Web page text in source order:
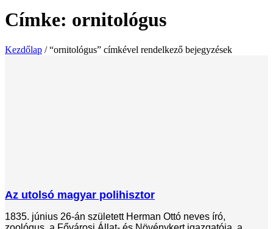
Címke: ornitológus
Kezdőlap / “ornitológus” címkével rendelkező bejegyzések
Az utolsó magyar polihisztor
1835. június 26-án született Herman Ottó neves író,